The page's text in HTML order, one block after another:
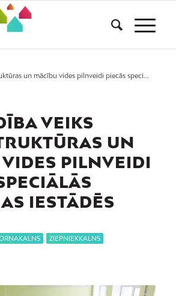
un mācību vides pilnveidi piecās speci...
VEIKS
UN
PILNVEIDI
IESTĀDĒS
ZIEPNIEKKALNS